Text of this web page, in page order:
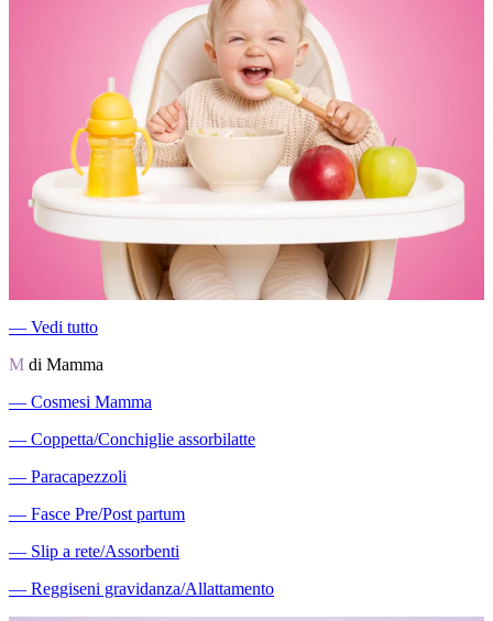
― Vedi tutto
M di Mamma
― Cosmesi Mamma
― Coppetta/Conchiglie assorbilatte
― Paracapezzoli
― Fasce Pre/Post partum
― Slip a rete/Assorbenti
― Reggiseni gravidanza/Allattamento